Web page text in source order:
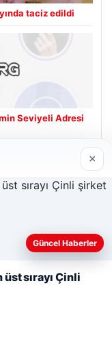
taciz edildi
Seviyeli Adresi
×
Güncel Haberler
sırayı Çinli